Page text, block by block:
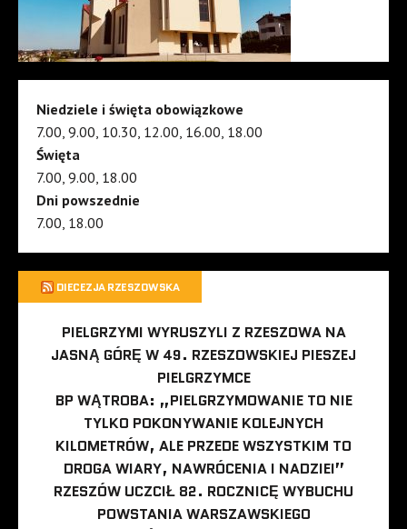
Niedziele i święta obowiązkowe
7.00, 9.00, 10.30, 12.00, 16.00, 18.00
Święta
7.00, 9.00, 18.00
Dni powszednie
7.00, 18.00
DIECEZJA RZESZOWSKA
PIELGRZYMI WYRUSZYLI Z RZESZOWA NA
JASNĄ GÓRĘ W 49. RZESZOWSKIEJ PIESZEJ
PIELGRZYMCE
BP WĄTROBA: „PIELGRZYMOWANIE TO NIE
TYLKO POKONYWANIE KOLEJNYCH
KILOMETRÓW, ALE PRZEDE WSZYSTKIM TO
DROGA WIARY, NAWRÓCENIA I NADZIEI”
RZESZÓW UCZCIŁ 82. ROCZNICĘ WYBUCHU
POWSTANIA WARSZAWSKIEGO